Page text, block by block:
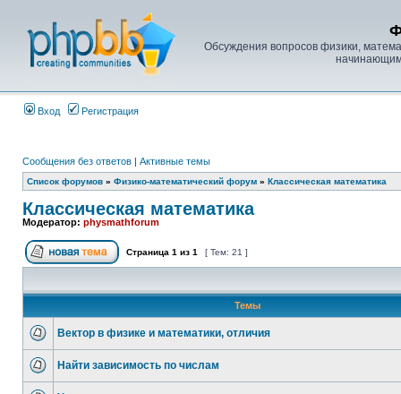
Обсуждения вопросов физики,
Вход Регистрация
Сообщения без ответов | Активные темы
Список форумов » Физико-математический форум » Классическая математика
Классическая математика
Модератор: physmathforum
Страница 1 из 1 [ Тем: 21 ]
Темы
Вектор в физике и математики, отличия
Найти зависимость по числам